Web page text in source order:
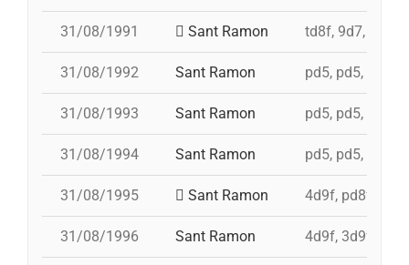
31/08/1991 Sant Ramon td8f, 9d7, 5d7,
31/08/1992 Sant Ramon pd5, pd5, pd5,
31/08/1993 Sant Ramon pd5, pd5, pd5,
31/08/1994 Sant Ramon pd5, pd5, pd5,
31/08/1995 Sant Ramon 4d9f, pd8fmc,
31/08/1996 Sant Ramon 4d9f, 3d9f,